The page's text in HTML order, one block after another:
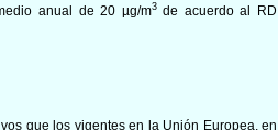
anual de 20 µg/m3de acuerdo al RD
que los vigentes en la Unión Europea, en